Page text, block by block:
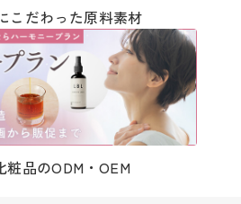
こだわった原料素材
粧品のODM・OEM